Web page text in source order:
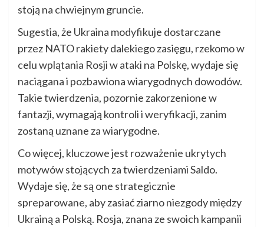
stoją na chwiejnym gruncie.
Sugestia, że Ukraina modyfikuje dostarczane
przez NATO rakiety dalekiego zasięgu, rzekomo w
celu wplątania Rosji w ataki na Polskę, wydaje się
naciągana i pozbawiona wiarygodnych dowodów.
Takie twierdzenia, pozornie zakorzenione w
fantazji, wymagają kontroli i weryfikacji, zanim
zostaną uznane za wiarygodne.
Co więcej, kluczowe jest rozważenie ukrytych
motywów stojących za twierdzeniami Saldo.
Wydaje się, że są one strategicznie
spreparowane, aby zasiać ziarno niezgody między
Ukrainą a Polską. Rosja, znana ze swoich kampanii